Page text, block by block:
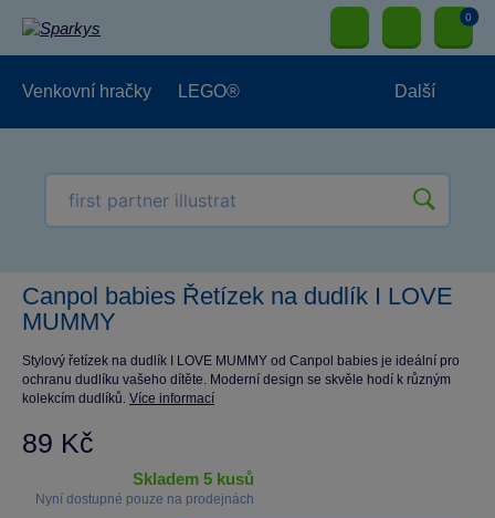
0
Venkovní hračky LEGO® Další
Canpol babies Řetízek na dudlík I LOVE
MUMMY
Stylový řetízek na dudlík I LOVE MUMMY od Canpol babies je ideální pro
ochranu dudlíku vašeho dítěte. Moderní design se skvěle hodí k různým
kolekcím dudlíků. Více informací
89 Kč
skladem 5 kusů
Nyní dostupné pouze na prodejnách